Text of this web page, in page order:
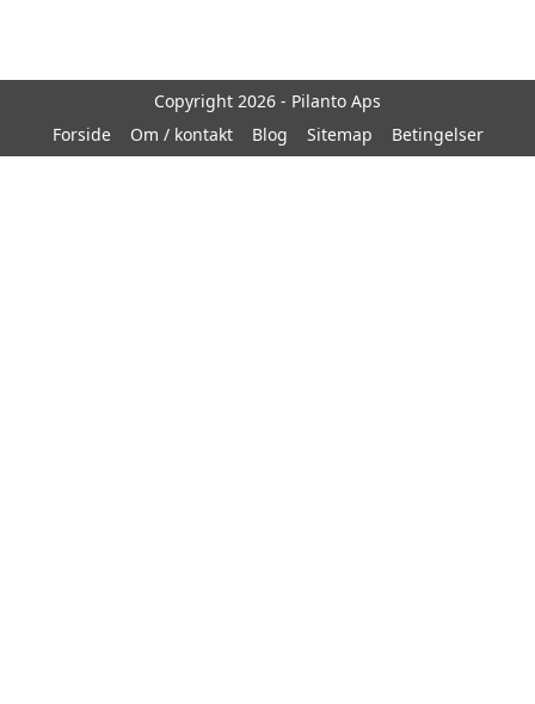
Copyright 2026 - Pilanto Aps
Forside
Om / kontakt Blog Sitemap Betingelser